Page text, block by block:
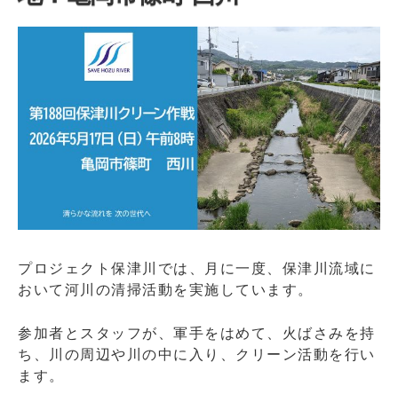
リ
催
の
場
亀
岡
町
山
本
プロジェクト保津川では、月に一度、保津川流域に
おいて河川の清掃活動を実施しています。
参加者とスタッフが、軍手をはめて、火ばさみを持
ち、川の周辺や川の中に入り、クリーン活動を行い
ます。